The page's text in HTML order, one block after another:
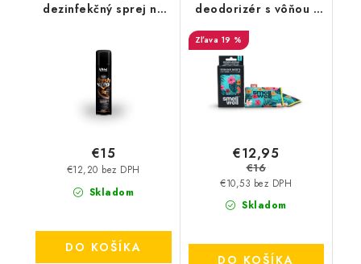
dezinfekčný sprej na
Skladom
€12,20 bez DPH
€15
DO KOŠÍKA
deodorizér s vôňou -
Tropical Blue
19 %
Skladom
€10,53 bez DPH
€12,95
€16
DO KOŠÍKA